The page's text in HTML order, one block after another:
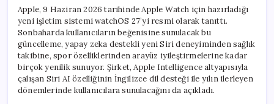
için
Apple, 9 Haziran 2026 tarihinde Apple Watch için hazırladığı
yeni işletim sistemi watchOS 27’yi resmi olarak tanıttı.
Sonbaharda kullanıcıların beğenisine sunulacak bu
güncelleme, yapay zeka destekli yeni Siri deneyiminden sağlık
takibine, spor özelliklerinden arayüz iyileştirmelerine kadar
birçok yenilik sunuyor. Şirket, Apple Intelligence altyapısıyla
çalışan Siri AI özelliğinin İngilizce dil desteği ile yılın ilerleyen
dönemlerinde kullanıcılara sunulacağını da açıkladı.